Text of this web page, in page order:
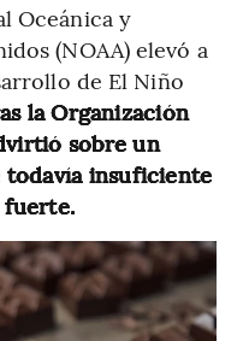
Oceánica y
(NOAA) elevó a
de El Niño
la Organización
sobre un
todavía insuficiente